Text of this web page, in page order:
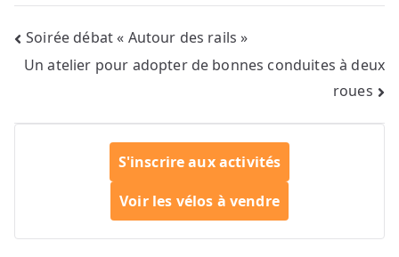
Navigation
de
l’article
Soirée débat « Autour des rails »
Un atelier pour adopter de bonnes conduites à deux
roues
S'inscrire aux activités
Voir les vélos à vendre